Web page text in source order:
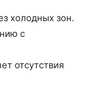
холодных зон.
с
отсутствия